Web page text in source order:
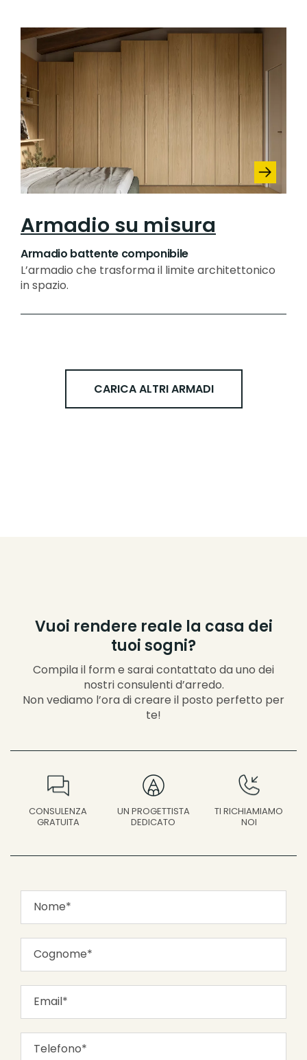
Armadio su misura
Armadio battente componibile
L’armadio che trasforma il limite architettonico
in spazio.
CARICA ALTRI ARMADI
Vuoi rendere reale la casa dei
tuoi sogni?
Compila il form e sarai contattato da uno dei
nostri consulenti d’arredo.
Non vediamo l’ora di creare il posto perfetto per
te!
CONSULENZA
GRATUITA
UN PROGETTISTA
DEDICATO
TI RICHIAMIAMO
NOI